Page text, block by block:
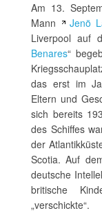
Am 13.
Mann
Jenö
Liverpool auf
Benares“
das erst im
Eltern und
sich bereits
des Schiffes
der
Scotia. Auf
deutsche
britische
„verschickte“.